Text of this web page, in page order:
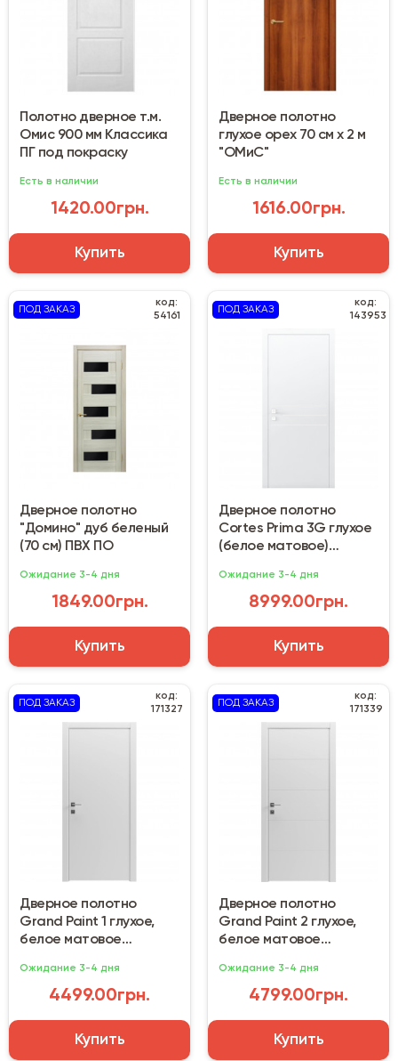
Полотно дверное т.м.
Омис 900 мм Классика
ПГ под покраску
Есть в наличии
1420.00грн.
Купить
Дверное полотно
глухое орех 70 см х 2 м
"ОМиС"
Есть в наличии
1616.00грн.
Купить
ПОД ЗАКАЗ
код:
54161
Дверное полотно
"Домино" дуб беленый
(70 см) ПВХ ПО
Ожидание 3-4 дня
1849.00грн.
Купить
ПОД ЗАКАЗ
код:
143953
Дверное полотно
Cortes Prima 3G глухое
(белое матовое)
Ожидание 3-4 дня
8999.00грн.
Купить
ПОД ЗАКАЗ
код:
171327
Дверное полотно
Grand Paint 1 глухое,
белое матовое
Ожидание 3-4 дня
4499.00грн.
Купить
ПОД ЗАКАЗ
код:
171339
Дверное полотно
Grand Paint 2 глухое,
белое матовое
Ожидание 3-4 дня
4799.00грн.
Купить